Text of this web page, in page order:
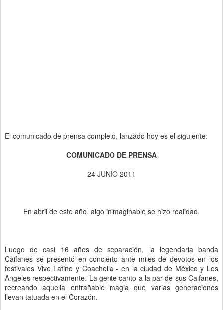
El comunicado de prensa completo, lanzado hoy es el siguiente:
COMUNICADO DE PRENSA
24 JUNIO 2011
En abril de este año, algo inimaginable se hizo realidad.
Luego de casi 16 años de separación, la legendaria banda
Caifanes se presentó en concierto ante miles de devotos en los
festivales Vive Latino y Coachella - en la ciudad de México y Los
Angeles respectivamente. La gente canto a la par de sus Caifanes,
recreando aquella entrañable magia que varias generaciones
llevan tatuada en el Corazón.